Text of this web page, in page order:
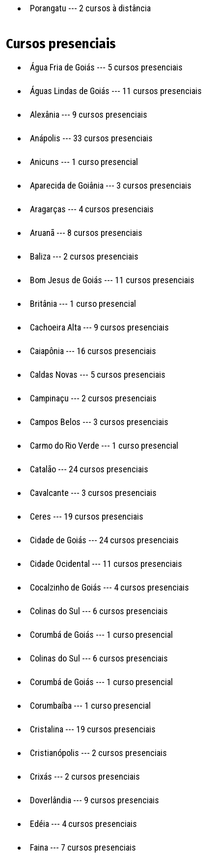
Porangatu --- 2 cursos à distância
Cursos presenciais
Água Fria de Goiás --- 5 cursos presenciais
Águas Lindas de Goiás --- 11 cursos presenciais
Alexânia --- 9 cursos presenciais
Anápolis --- 33 cursos presenciais
Anicuns --- 1 curso presencial
Aparecida de Goiânia --- 3 cursos presenciais
Aragarças --- 4 cursos presenciais
Aruanã --- 8 cursos presenciais
Baliza --- 2 cursos presenciais
Bom Jesus de Goiás --- 11 cursos presenciais
Britânia --- 1 curso presencial
Cachoeira Alta --- 9 cursos presenciais
Caiapônia --- 16 cursos presenciais
Caldas Novas --- 5 cursos presenciais
Campinaçu --- 2 cursos presenciais
Campos Belos --- 3 cursos presenciais
Carmo do Rio Verde --- 1 curso presencial
Catalão --- 24 cursos presenciais
Cavalcante --- 3 cursos presenciais
Ceres --- 19 cursos presenciais
Cidade de Goiás --- 24 cursos presenciais
Cidade Ocidental --- 11 cursos presenciais
Cocalzinho de Goiás --- 4 cursos presenciais
Colinas do Sul --- 6 cursos presenciais
Corumbá de Goiás --- 1 curso presencial
Colinas do Sul --- 6 cursos presenciais
Corumbá de Goiás --- 1 curso presencial
Corumbaíba --- 1 curso presencial
Cristalina --- 19 cursos presenciais
Cristianópolis --- 2 cursos presenciais
Crixás --- 2 cursos presenciais
Doverlândia --- 9 cursos presenciais
Edéia --- 4 cursos presenciais
Faina --- 7 cursos presenciais